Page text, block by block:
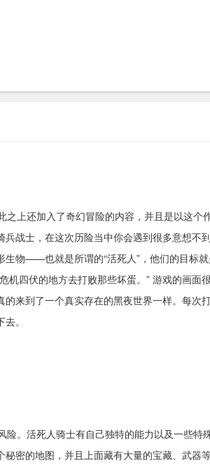
上还加入了奇幻冒险的内容，并且是以这个
战士，在这次历险当中你会遇到很多意想不
物——也就是所谓的“活死人”，他们的目标
机四伏的地方去打败那些坏蛋。” 游戏的画面
来到了一个真实存在的黑夜世界一样。每次
。
。活死人骑士有自己独特的能力以及一些特
密的地图，并且上面藏有大量的宝藏、武器